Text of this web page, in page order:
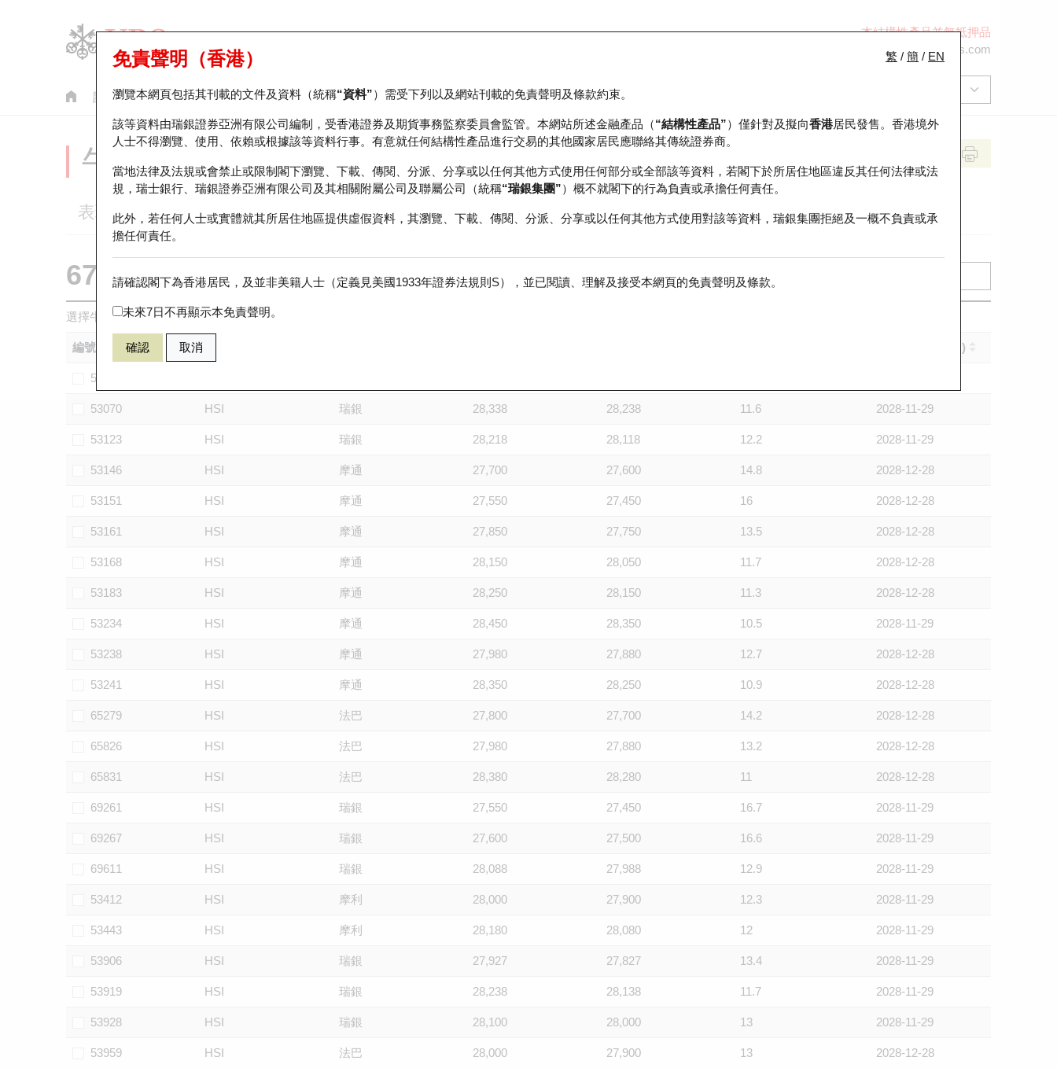
本結構性產品並無抵押品
ol-hkwarrants@ubs.com
認股證 牛熊證 美股指數產品 輪證市場統計 正股資料及市場統計 瑞銀輪證教室
繁 / 簡 / EN
免責聲明（香港）
瀏覽本網頁包括其刊載的文件及資料（統稱“資料”）需受下列以及網站刊載的免責聲明及條款約束。
該等資料由瑞銀證券亞洲有限公司編制，受香港證券及期貨事務監察委員會監管。本網站所述金融產品（“結構性產品”）僅針對及擬向香港居民發售。香港境外
人士不得瀏覽、使用、依賴或根據該等資料行事。有意就任何結構性產品進行交易的其他國家居民應聯絡其傳統證券商。
當地法律及法規或會禁止或限制閣下瀏覽、下載、傳閱、分派、分享或以任何其他方式使用任何部分或全部該等資料，若閣下於所居住地區違反其任何法律或法
規，瑞士銀行、瑞銀證券亞洲有限公司及其相關附屬公司及聯屬公司（統稱“瑞銀集團”）概不就閣下的行為負責或承擔任何責任。
此外，若任何人士或實體就其所居住地區提供虛假資料，其瀏覽、下載、傳閱、分派、分享或以任何其他方式使用對該等資料，瑞銀集團拒絕及一概不負責或承
擔任何責任。
請確認閣下為香港居民，及並非美籍人士（定義見美國1933年證券法規則S），並已閱讀、理解及接受本網頁的免責聲明及條款。
未來7日不再顯示本免責聲明。
確認 取消
牛熊證分析儀
表現 街貨統計 比較
67880 瑞銀熊證 HSI 恒生指數
選擇牛熊證作比較 *你可以選擇最多五隻牛熊證
編號 到期日 (年-月-日)
58897
53070 HSI 瑞銀 28,338 28,238 11.6 2028-11-29
53123 HSI 瑞銀 28,218 28,118 12.2 2028-11-29
53146 HSI 摩通 27,700 27,600 14.8 2028-12-28
53151 HSI 摩通 27,550 27,450 16 2028-12-28
53161 HSI 摩通 27,850 27,750 13.5 2028-12-28
53168 HSI 摩通 28,150 28,050 11.7 2028-12-28
53183 HSI 摩通 28,250 28,150 11.3 2028-12-28
53234 HSI 摩通 28,450 28,350 10.5 2028-11-29
53238 HSI 摩通 27,980 27,880 12.7 2028-12-28
53241 HSI 摩通 28,350 28,250 10.9 2028-12-28
65279 HSI 法巴 27,800 27,700 14.2 2028-12-28
65826 HSI 法巴 27,980 27,880 13.2 2028-12-28
65831 HSI 法巴 28,380 28,280 11 2028-12-28
69261 HSI 瑞銀 27,550 27,450 16.7 2028-11-29
69267 HSI 瑞銀 27,600 27,500 16.6 2028-11-29
69611 HSI 瑞銀 28,088 27,988 12.9 2028-11-29
53412 HSI 摩利 28,000 27,900 12.3 2028-11-29
53443 HSI 摩利 28,180 28,080 12 2028-11-29
53906 HSI 瑞銀 27,927 27,827 13.4 2028-11-29
53919 HSI 瑞銀 28,238 28,138 11.7 2028-11-29
53928 HSI 瑞銀 28,100 28,000 13 2028-11-29
53959 HSI 法巴 28,000 27,900 13 2028-12-28